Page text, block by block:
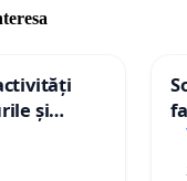
și